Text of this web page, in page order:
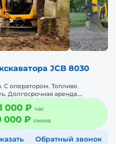
JCB 8030
С оператором. Топливо
Долгосрочная аренда.
Сейчас свободна. Техника с
000 ₽ час
000 ₽ смена
Обратный звонок